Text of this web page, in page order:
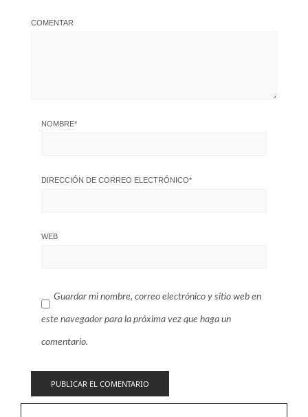
COMENTAR
NOMBRE*
DIRECCIÓN DE CORREO ELECTRÓNICO*
WEB
Guardar mi nombre, correo electrónico y sitio web en
este navegador para la próxima vez que haga un
comentario.